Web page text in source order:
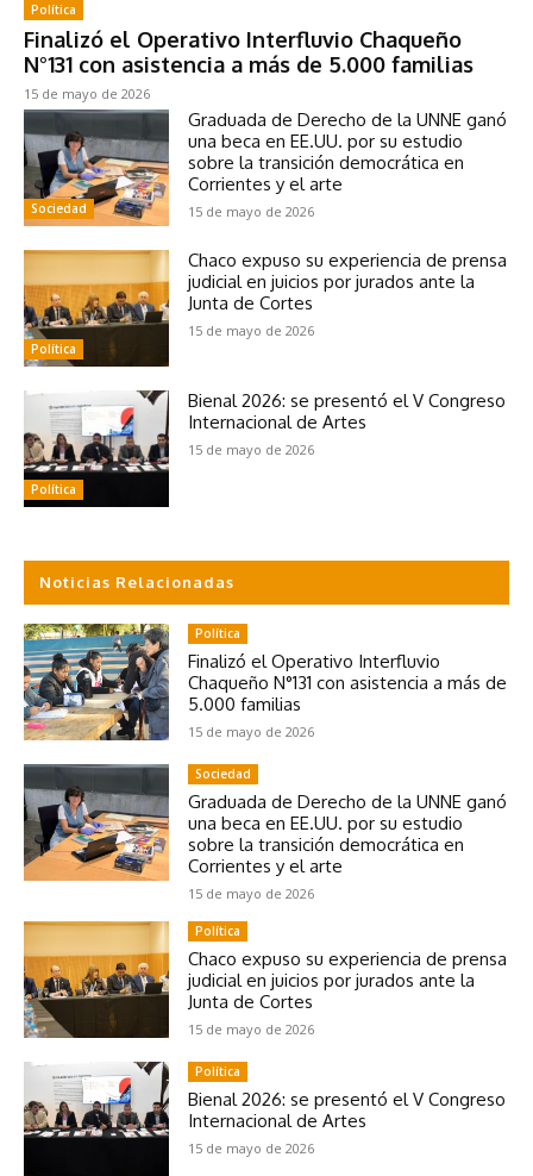
Política
Finalizó el Operativo Interfluvio Chaqueño
N°131 con asistencia a más de 5.000 familias
15 de mayo de 2026
Sociedad
Graduada de Derecho de la UNNE ganó
una beca en EE.UU. por su estudio
sobre la transición democrática en
Corrientes y el arte
15 de mayo de 2026
Política
Chaco expuso su experiencia de prensa
judicial en juicios por jurados ante la
Junta de Cortes
15 de mayo de 2026
Política
Bienal 2026: se presentó el V Congreso
Internacional de Artes
15 de mayo de 2026
Noticias Relacionadas
Política
Finalizó el Operativo Interfluvio
Chaqueño N°131 con asistencia a más de
5.000 familias
15 de mayo de 2026
Sociedad
Graduada de Derecho de la UNNE ganó
una beca en EE.UU. por su estudio
sobre la transición democrática en
Corrientes y el arte
15 de mayo de 2026
Política
Chaco expuso su experiencia de prensa
judicial en juicios por jurados ante la
Junta de Cortes
15 de mayo de 2026
Política
Bienal 2026: se presentó el V Congreso
Internacional de Artes
15 de mayo de 2026